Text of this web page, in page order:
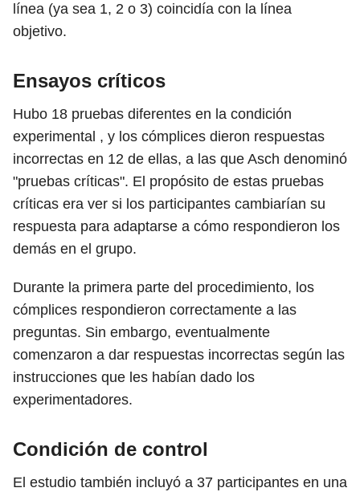
línea (ya sea 1, 2 o 3) coincidía con la línea
objetivo.
Ensayos críticos
Hubo 18 pruebas diferentes en la condición
experimental , y los cómplices dieron respuestas
incorrectas en 12 de ellas, a las que Asch denominó
"pruebas críticas". El propósito de estas pruebas
críticas era ver si los participantes cambiarían su
respuesta para adaptarse a cómo respondieron los
demás en el grupo.
Durante la primera parte del procedimiento, los
cómplices respondieron correctamente a las
preguntas. Sin embargo, eventualmente
comenzaron a dar respuestas incorrectas según las
instrucciones que les habían dado los
experimentadores.
Condición de control
El estudio también incluyó a 37 participantes en una